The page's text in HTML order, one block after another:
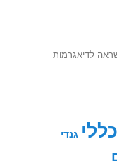
לדיאגרמות
גנדי